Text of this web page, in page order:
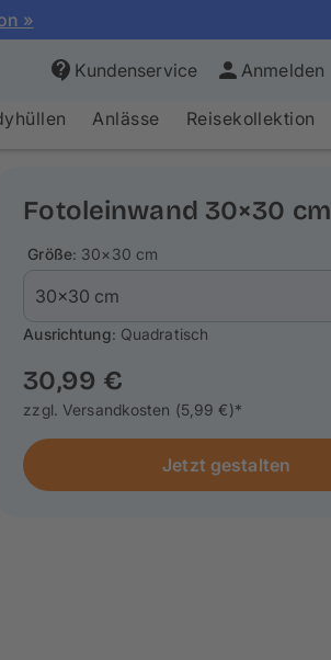
»
Kundenservice Anmelden
Anlässe Reisekollektion
Fotoleinwand 30×30 cm
Größe: 30×30 cm
Ausrichtung: Quadratisch
30,99 €
zzgl. Versandkosten (5,99 €)*
Jetzt gestalten